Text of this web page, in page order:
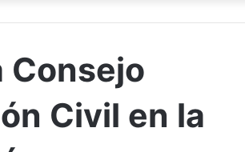
Consejo
Civil en la